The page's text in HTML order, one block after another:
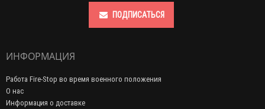
ПОДПИСАТЬСЯ
ИНФОРМАЦИЯ
Работа Fire-Stop во время военного положения
О нас
Информация о доставке